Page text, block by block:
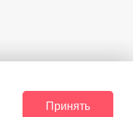
Принять